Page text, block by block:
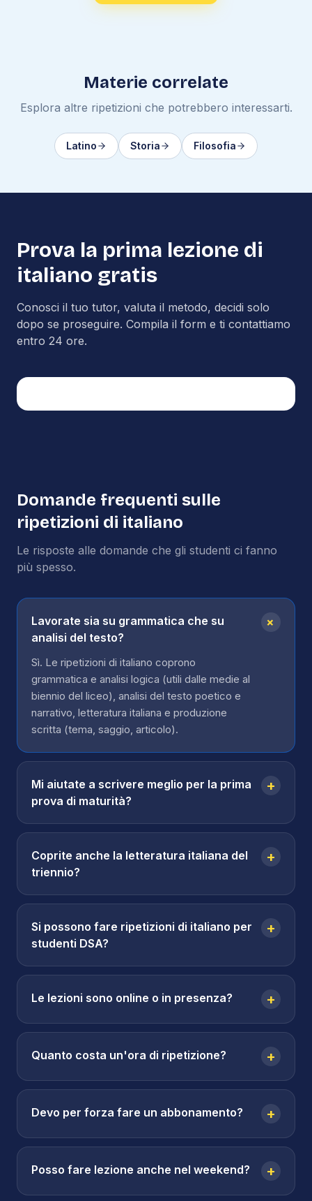
Materie correlate
Esplora altre ripetizioni che potrebbero interessarti.
Latino Storia Filosofia
Prova la prima lezione di
italiano gratis
Conosci il tuo tutor, valuta il metodo, decidi solo
dopo se proseguire. Compila il form e ti contattiamo
entro 24 ore.
Domande frequenti sulle
ripetizioni di italiano
Le risposte alle domande che gli studenti ci fanno
più spesso.
Lavorate sia su grammatica che su
analisi del testo?
+
Sì. Le ripetizioni di italiano coprono
grammatica e analisi logica (utili dalle medie al
biennio del liceo), analisi del testo poetico e
narrativo, letteratura italiana e produzione
scritta (tema, saggio, articolo).
Mi aiutate a scrivere meglio per la prima
prova di maturità?
+
Coprite anche la letteratura italiana del
triennio?
+
Si possono fare ripetizioni di italiano per
studenti DSA?
+
Le lezioni sono online o in presenza? +
Quanto costa un'ora di ripetizione? +
Devo per forza fare un abbonamento? +
Posso fare lezione anche nel weekend? +